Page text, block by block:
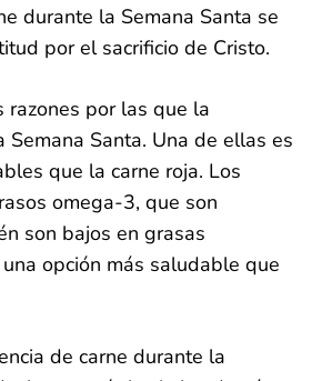
durante la Semana Santa se
por el sacrificio de Cristo.
razones por las que la
Santa. Una de ellas es
que la carne roja. Los
omega-3, que son
son bajos en grasas
opción más saludable que
de carne durante la